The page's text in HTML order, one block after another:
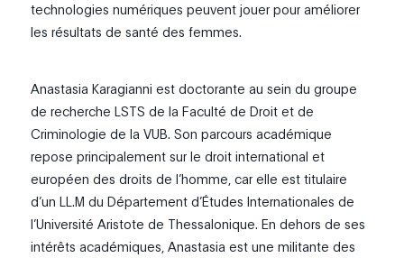
technologies numériques peuvent jouer pour améliorer
les résultats de santé des femmes.
Anastasia Karagianni est doctorante au sein du groupe
de recherche LSTS de la Faculté de Droit et de
Criminologie de la VUB. Son parcours académique
repose principalement sur le droit international et
européen des droits de l’homme, car elle est titulaire
d’un LL.M du Département d’Études Internationales de
l’Université Aristote de Thessalonique. En dehors de ses
intérêts académiques, Anastasia est une militante des